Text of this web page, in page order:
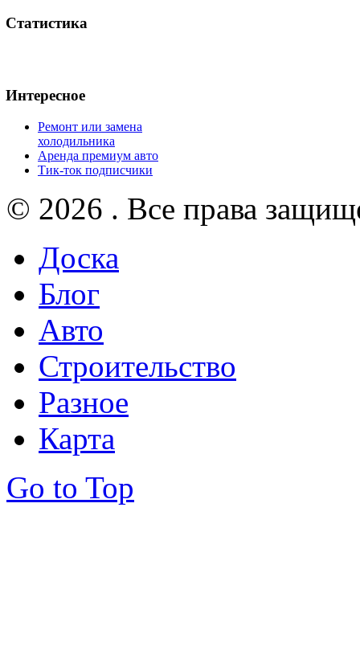
Статистика
Интересное
Ремонт или замена
холодильника
Аренда премиум авто
Тик-ток подписчики
© 2026 . Все права
Доска
Блог
Авто
Строительство
Разное
Карта
Go to Top